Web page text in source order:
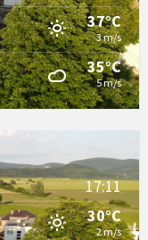
37°C
3 m/s
35°C
5 m/s
17:11
30°C
2 m/s